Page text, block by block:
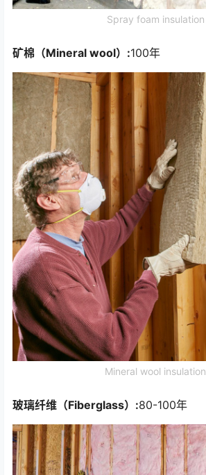
Spray foam insulation
矿棉（Mineral wool）:100年
Mineral wool insulation
玻璃纤维（Fiberglass）:80-100年